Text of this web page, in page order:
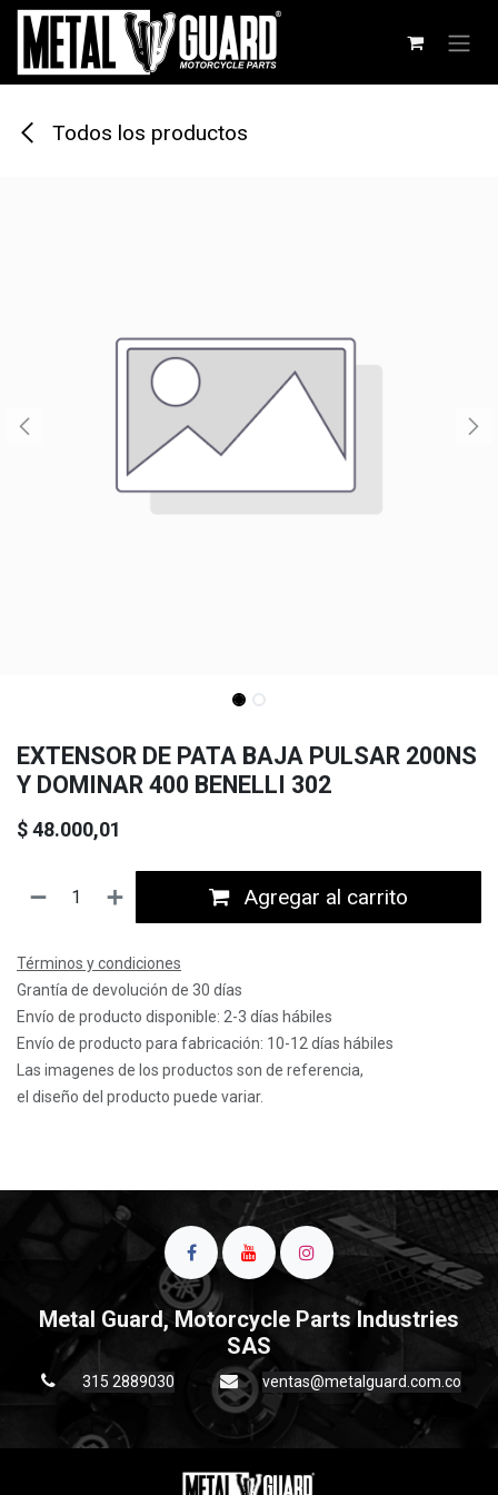
Ir al contenido
Todos los productos
EXTENSOR DE PATA BAJA PULSAR 200NS
Y DOMINAR 400 BENELLI 302
$48.000,01
Agregar al carrito
Términos y condiciones
Grantía de devolución de 30 días
Envío de producto disponible: 2-3 días hábiles
Envío de producto para fabricación: 10-12 días hábiles
Las imagenes de los productos son de referencia,
el diseño del producto puede variar.
Metal Guard, Motorcycle Parts Industries
SAS
315 2889030 ventas@metalguard.com.co